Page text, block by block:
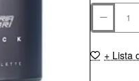
+ Lista